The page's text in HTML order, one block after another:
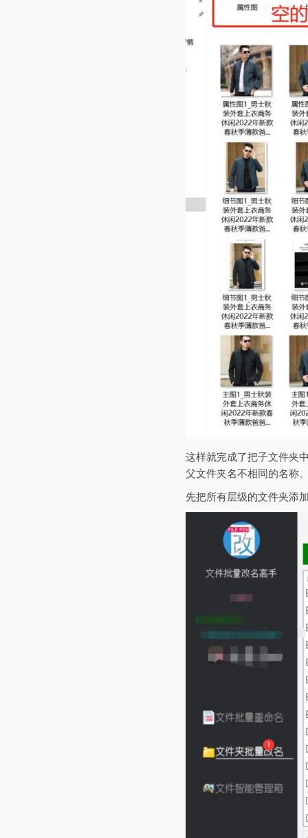
这样就完成了把子文件夹
父文件夹名不相同的名称
先把所有层级的文件夹添